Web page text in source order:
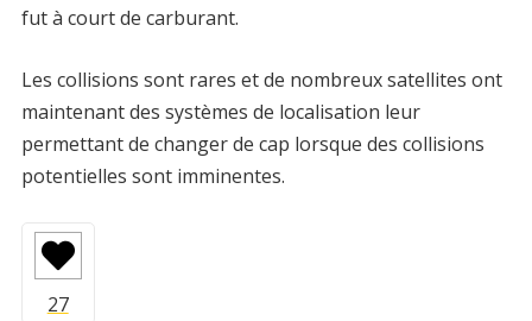
fut à court de carburant.
Les collisions sont rares et de nombreux satellites ont
maintenant des systèmes de localisation leur
permettant de changer de cap lorsque des collisions
potentielles sont imminentes.